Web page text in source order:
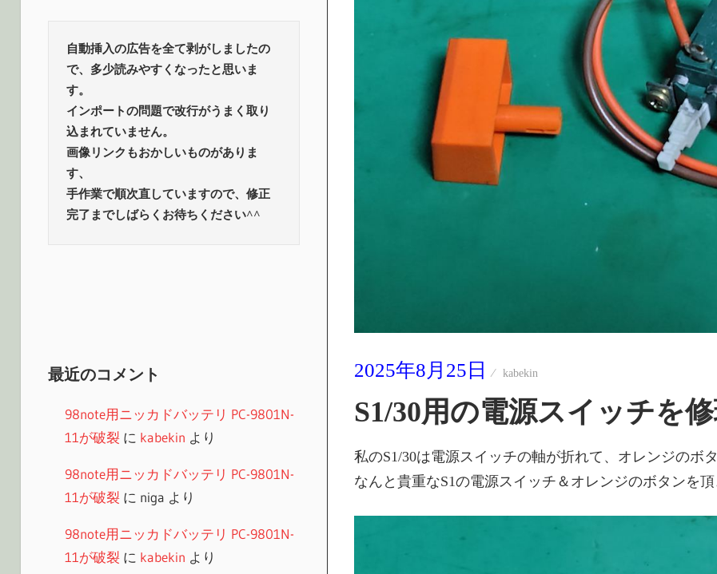
2025年8月25日 kabekin
S1/30用の電源スイッチを
私のS1/30は電源スイッチの軸が折れて、オレンジのボ
なんと貴重なS1の電源スイッチ＆オレンジのボタンを
自動挿入の広告を全て剥がしましたの
で、多少読みやすくなったと思いま
す。
インポートの問題で改行がうまく取り
込まれていません。
画像リンクもおかしいものがありま
す、
手作業で順次直していますので、修正
完了までしばらくお待ちください^^
最近のコメント
98note用ニッカドバッテリ PC-9801N-
11が破裂に kabekin より
98note用ニッカドバッテリ PC-9801N-
11が破裂に niga より
98note用ニッカドバッテリ PC-9801N-
11が破裂に kabekin より